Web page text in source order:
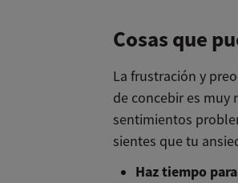
Cosas que
La frustración y
de concebir es muy
sentimientos
sientes que tu
Haz tiempo